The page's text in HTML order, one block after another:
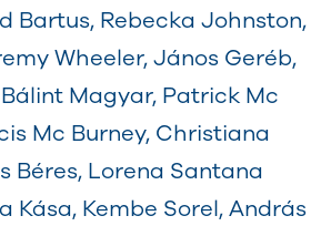
Bartus, Rebecka Johnston,
Wheeler, János Geréb,
Magyar, Patrick Mc
Mc Burney, Christiana
Béres, Lorena Santana
Kása, Kembe Sorel, András